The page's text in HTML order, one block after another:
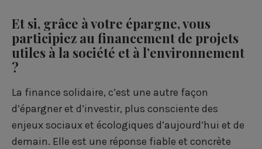
Et si, grâce à votre épargne, vous
participiez au financement de projets
utiles à la société et à l’environnement
?
La finance solidaire, c’est une autre façon
d’épargner et d’investir, plus consciente des
enjeux sociaux et écologiques d’aujourd’hui et de
demain. Elle est une réponse fiable et concrète